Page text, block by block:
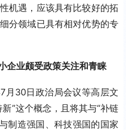
机遇，应该具有比较好的拓
分领域已具有相对优势的专
企业颇受政策关注和青睐
月30日政治局会议等高层文
”这个概念，且将其与“补链
制造强国、科技强国的国家